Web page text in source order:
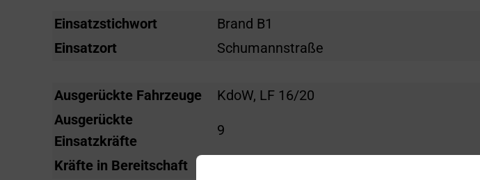
Einsatzstichwort
Brand B1
Einsatzort
Schumannstraße
Ausgerückte Fahrzeuge
KdoW, LF 16/20
Ausgerückte
Einsatzkräfte
9
Kräfte in Bereitschaft